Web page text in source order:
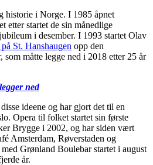
historie i Norge. I 1985 åpnet
etter startet de sin månedlige
i desember. I 1993 startet Olav
St. Hanshaugen opp den
som måtte legge ned i 2018 etter 25 år
ned
ideene og har gjort det til en
Opera til folket startet sin første
Brygge i 2002, og har siden vært
Amsterdam, Røverstaden og
Grønland Boulebar startet i august
år.